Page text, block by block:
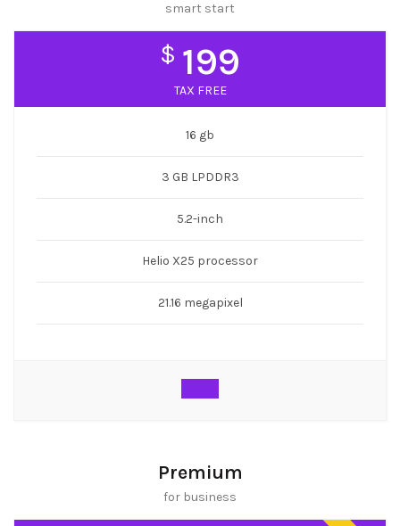
smart start
$ 199
TAX FREE
16 gb
3 GB LPDDR3
5.2-inch
Helio X25 processor
21.16 megapixel
Premium
for business